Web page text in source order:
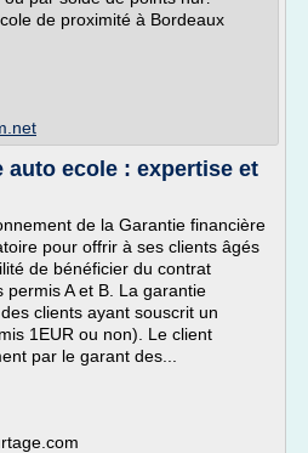
de proximité à Bordeaux
auto ecole : expertise et
de la Garantie financière
pour offrir à ses clients âgés
de bénéficier du contrat
A et B. La garantie
clients ayant souscrit un
1EUR ou non). Le client
par le garant des...